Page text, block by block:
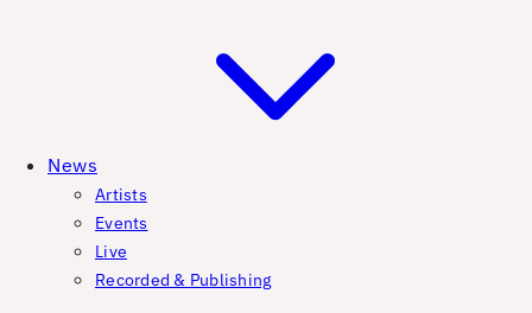
News
Artists
Events
Live
Recorded & Publishing